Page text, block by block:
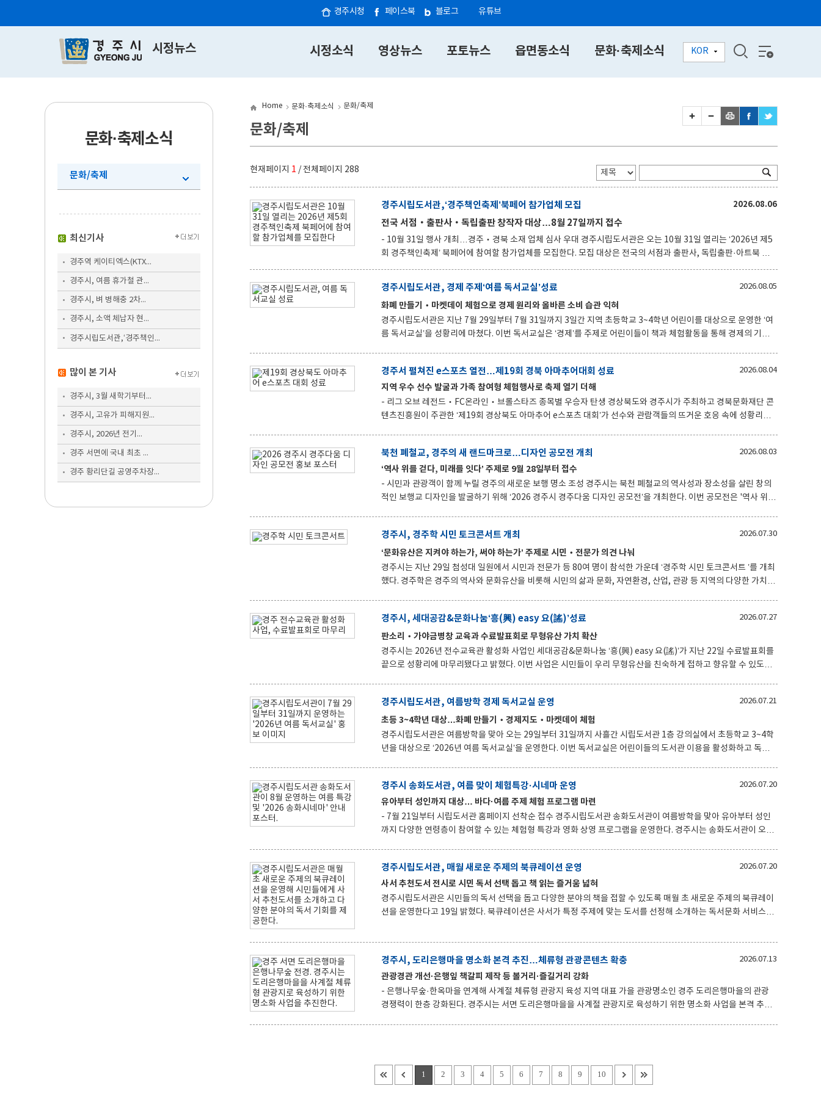
경주시청 페이스북 블로그 유튜브
시정뉴스 시정소식 영상뉴스 포토뉴스 읍면동소식 문화·축제소식 KOR
문화·축제소식
문화/축제
최신기사
경주역 케이티엑스(KTX...
경주시, 여름 휴가철 관...
경주시, 벼 병해충 2차...
경주시, 소액 체납자 현...
경주시립도서관,‘경주책인...
많이 본 기사
경주시, 3월 새학기부터...
경주시, 고유가 피해지원...
경주시, 2026년 전기...
경주 서면에 국내 최초 ...
경주 황리단길 공영주차장...
Home 문화·축제소식 문화/축제
문화/축제
현재페이지 1 / 전체페이지 288
경주시립도서관,‘경주책인축제’북페어 참가업체 모집 2026.08.06
전국 서점‧출판사‧독립출판 창작자 대상…8월 27일까지 접수
- 10월 31일 행사 개최…경주‧경북 소재 업체 심사 우대 경주시립도서관은 오는 10월 31일 열리는 ‘2026년 제5
회 경주책인축제’ 북페어에 참여할 참가업체를 모집한다. 모집 대상은 전국의 서점과 출판사, 독립출판·아트북 창
직접 큐레이션한 도서 가운데 일부는 경주시립도서관 장서로 구입할 예정이다. 참가 신청은 전자우편으로 접수하
며, 최종 선정 결과는 9월 2일 발표한다. 신청 방법과 제출 서류 등 자세한 사항은 경주시립도서관 홈페이지와 사회
관계망서비스(SNS)에서 확인할 수 있다.
경주시립도서관, 경제 주제‘여름 독서교실’성료 2026.08.05
화폐 만들기‧마켓데이 체험으로 경제 원리와 올바른 소비 습관 익혀
경주시립도서관은 지난 7월 29일부터 7월 31일까지 3일간 지역 초등학교 3~4학년 어린이를 대상으로 운영한 ‘여
름 독서교실’을 성황리에 마쳤다. 이번 독서교실은 ‘경제’를 주제로 어린이들이 책과 체험활동을 통해 경제의 기본
육과정을 성실히 이수한 어린이들에게 수료증을 전달하고, 모범적으로 참여한 어린이에게 국립어린이청소년도서
관장상과 경주시립도서관장상을 수여했다. 신소영 경주시립도서관장은 “이번 독서교실이 어린이들에게 독서의 즐
거움과 올바른 경제 습관을 함께 익히는 계기가 됐길
경주서 펼쳐진 e스포츠 열전…제19회 경북 아마추어대회 성료 2026.08.04
지역 우수 선수 발굴과 가족 참여형 체험행사로 축제 열기 더해
- 리그 오브 레전드‧FC온라인‧브롤스타즈 종목별 우승자 탄생 경상북도와 경주시가 주최하고 경북문화재단 콘
텐츠진흥원이 주관한 ‘제19회 경상북도 아마추어 e스포츠 대회’가 선수와 관람객들의 뜨거운 호응 속에 성황리에
해 종목별로 수준 높은 경기를 펼쳤다. 리그 오브 레전드(LoL)에서는 ‘TRC 난민캠프’팀이 뛰어난 팀워크로 우승을
차지했으며, FC 온라인 개인전에서는 조현웅 선수와 장주웅 선수가 각각 1위와
북천 폐철교, 경주의 새 랜드마크로…디자인 공모전 개최 2026.08.03
‘역사 위를 걷다, 미래를 잇다’ 주제로 9월 28일부터 접수
- 시민과 관광객이 함께 누릴 경주의 새로운 보행 명소 조성 경주시는 북천 폐철교의 역사성과 장소성을 살린 창의
적인 보행교 디자인을 발굴하기 위해 ‘2026 경주시 경주다움 디자인 공모전’을 개최한다. 이번 공모전은 '역사 위를
210m의 북천 폐철교다. 참가자는 폐철교가 지닌 역사적 가치와 주변 경관을 반영한 보행교 디자인을 자유롭게 제
안하면 된다. 대한민국 국민 누구나 참여할 수 있으며, 개인 또는 2인 이내 공동 출품이 가능하다. 작품 접수는 9월
28일부터 10월 2일까지 진행된다
경주시, 경주학 시민 토크콘서트 개최 2026.07.30
‘문화유산은 지켜야 하는가, 써야 하는가’ 주제로 시민‧전문가 의견 나눠
경주시는 지난 29일 첨성대 일원에서 시민과 전문가 등 80여 명이 참석한 가운데 ‘경주학 시민 토크콘서트 ’를 개최
했다. 경주학은 경주의 역사와 문화유산을 비롯해 시민의 삶과 문화, 자연환경, 산업, 관광 등 지역의 다양한 가치를
이날 행사는 ‘문화유산은 지켜야 하는가, 써야 하는가’를 주제로 진행됐다. 참석자들은 문화유산의 보존과 활용을
서로 대립하는 개념으로 볼 것인지, 조화를 이루며 함께 발전시켜 나갈 것인지에 대해 자유롭게 의견을 나눴다. 대
담에는 신용철 양산시립박물관장, 아라키
경주시, 세대공감&문화나눔‘흥(興) easy 요(謠)’성료 2026.07.27
판소리‧가야금병창 교육과 수료발표회로 무형유산 가치 확산
경주시는 2026년 전수교육관 활성화 사업인 세대공감&문화나눔 ‘흥(興) easy 요(謠)’가 지난 22일 수료발표회를
끝으로 성황리에 마무리됐다고 밝혔다. 이번 사업은 시민들이 우리 무형유산을 친숙하게 접하고 향유할 수 있도록
형유산의 우수성과 프로그램 기획 역량을 인정받았다. 교육은 지난 3월부터 이달까지 매주 수요일 경주무형유산전
수교육관에서 판소리와 가야금병창 과정으로 나눠 각각 16차례 진행됐다. 판소리 과정에는 어르신들이 참여해 판
소리와 민요를 배우며 세대 간 공감대를 넓혔고,
경주시립도서관, 여름방학 경제 독서교실 운영 2026.07.21
초등 3~4학년 대상…화폐 만들기‧경제지도‧마켓데이 체험
경주시립도서관은 여름방학을 맞아 오는 29일부터 31일까지 사흘간 시립도서관 1층 강의실에서 초등학교 3~4학
년을 대상으로 ‘2026년 여름 독서교실’을 운영한다. 이번 독서교실은 어린이들의 도서관 이용을 활성화하고 독서
기본 개념을 익히고 돈을 대하는 올바른 태도와 건전한 소비 습관을 자연스럽게 배울 수 있도록 구성했다. 수업과
함께 도서관 이용 방법과 예절도 안내해 어린이들이 올바른 독서 습관을 형성할 수 있도록 지원할 예정이다. 참여
신청은 21일 오전 10시부터 2
경주시 송화도서관, 여름 맞이 체험특강·시네마 운영 2026.07.20
유아부터 성인까지 대상… 바다·여름 주제 체험 프로그램 마련
- 7월 21일부터 시립도서관 홈페이지 선착순 접수 경주시립도서관 송화도서관이 여름방학을 맞아 유아부터 성인
까지 다양한 연령층이 참여할 수 있는 체험형 특강과 영화 상영 프로그램을 운영한다. 경주시는 송화도서관이 오는
△'여름 소리가 들려오는 슈링클스 도어벨 만들기'(초등학생·8월 9일) △'파도를 담은 레진 북홀더 만들기'(중학생
~성인·8월 12일) 등 3개 과정이다. 참가자는 프로그램별로 창의적인 만들기 활동을 통해 예술과 자연을 쉽고 재미
있게 체험할 수 있다. 수
경주시립도서관, 매월 새로운 주제의 북큐레이션 운영 2026.07.20
사서 추천도서 전시로 시민 독서 선택 돕고 책 읽는 즐거움 넓혀
경주시립도서관은 시민들의 독서 선택을 돕고 다양한 분야의 책을 접할 수 있도록 매월 초 새로운 주제의 북큐레이
션을 운영한다고 19일 밝혔다. 북큐레이션은 사서가 특정 주제에 맞는 도서를 선정해 소개하는 독서문화 서비스로,
큐레이션 도서는 각 자료실에서 자유롭게 열람하거나 대출할 수 있으며, 자세한 사항은 시립도서관 사서팀(054-
779-8911)으로 문의하면 된다.
경주시, 도리은행마을 명소화 본격 추진…체류형 관광콘텐츠 확충 2026.07.13
관광경관 개선·은행잎 책갈피 제작 등 볼거리·즐길거리 강화
- 은행나무숲·한옥마을 연계해 사계절 체류형 관광지 육성 지역 대표 가을 관광명소인 경주 도리은행마을의 관광
경쟁력이 한층 강화된다. 경주시는 서면 도리은행마을을 사계절 관광지로 육성하기 위한 명소화 사업을 본격 추진
린지'를 운영한다. 이와 함께 은행잎
1 2 3 4 5 6 7 8 9 10